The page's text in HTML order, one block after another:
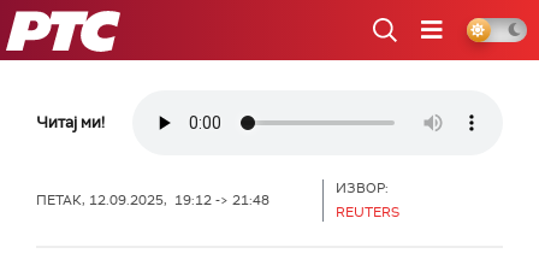
РТС
Читај ми!
ПЕТАК, 12.09.2025, 19:12 -> 21:48
ИЗВОР:
REUTERS